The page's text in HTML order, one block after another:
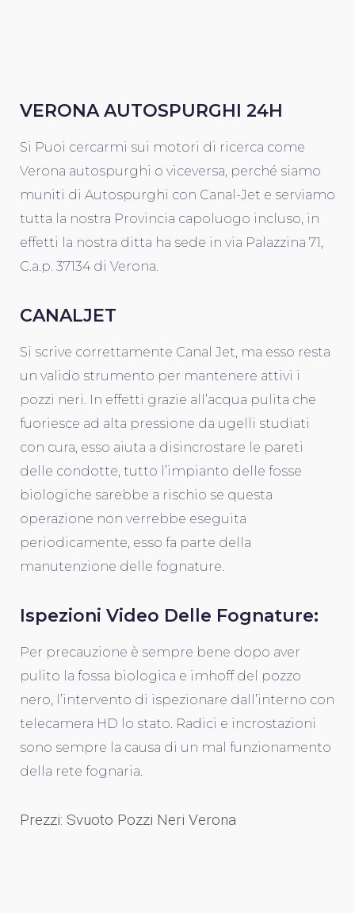
VERONA AUTOSPURGHI 24H
Si Puoi cercarmi sui motori di ricerca come
Verona autospurghi o viceversa, perché siamo
muniti di Autospurghi con Canal-Jet e serviamo
tutta la nostra Provincia capoluogo incluso, in
effetti la nostra ditta ha sede in via Palazzina 71,
C.a.p. 37134 di Verona.
CANALJET
Si scrive correttamente Canal Jet, ma esso resta
un valido strumento per mantenere attivi i
pozzi neri. In effetti grazie all’acqua pulita che
fuoriesce ad alta pressione da ugelli studiati
con cura, esso aiuta a disincrostare le pareti
delle condotte, tutto l’impianto delle fosse
biologiche sarebbe a rischio se questa
operazione non verrebbe eseguita
periodicamente, esso fa parte della
manutenzione delle fognature.
Ispezioni Video Delle Fognature:
Per precauzione è sempre bene dopo aver
pulito la fossa biologica e imhoff del pozzo
nero, l’intervento di ispezionare dall’interno con
telecamera HD lo stato. Radici e incrostazioni
sono sempre la causa di un mal funzionamento
della rete fognaria.
Prezzi: Svuoto Pozzi Neri Verona